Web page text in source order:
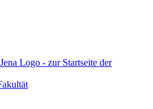
Logo - zur Startseite der